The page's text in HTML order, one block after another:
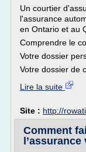
Un courtier
l'assurance
en Ontario et au
Comprendre le
Votre dossier
Votre dossier de
Lire la suite
Site : http://
Comment